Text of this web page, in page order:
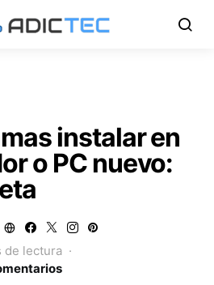
instalar en
o PC nuevo:
de lectura